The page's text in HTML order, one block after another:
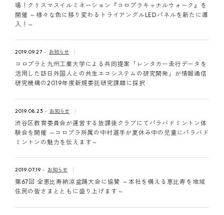
場！クリスマスイルミネーション『コロプラキャナルウォーク』を
開催 ～様々な色に移り変わるトライアングルLEDパネルを新たに導
入！～
2019.09.27 お知らせ
コロプラと九州工業大学による共同提案「レンタカー走行データを
活用した訪日外国人との共生エコシステムの研究開発」が情報通信
研究機構の2019年度新規委託研究課題に採択
2019.08.23 お知らせ
渋谷区教育委員会が運営する放課後クラブにてパラバドミントン体
験会を開催 ～コロプラ所属の中村選手が夏休み中の児童にパラバド
ミントンの魅力を伝えます～
2019.07.19 お知らせ
第67回 全恵比寿納涼盆踊大会に協賛 ～本社を構える恵比寿を地域
住民の皆さまとともに盛り上げます～